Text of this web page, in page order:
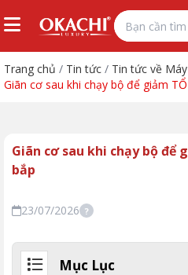
Trang chủ / Tin tức / Tin tức về
Giãn cơ sau khi chạy bộ để giảm
Giãn cơ sau khi chạy bộ để
bắp
23/07/2026 ?
Mục Lục